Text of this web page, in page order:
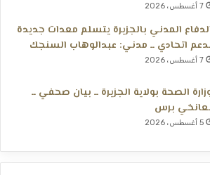
7 أغسطس، 2026
المدني بالجزيرة يتسلم معدات جديدة
اتحادي ــ مدني: عبدالوهاب السنجك
7 أغسطس، 2026
الصحة بولاية الجزيرة ــ بيان صحفي ــ
برس
5 أغسطس، 2026